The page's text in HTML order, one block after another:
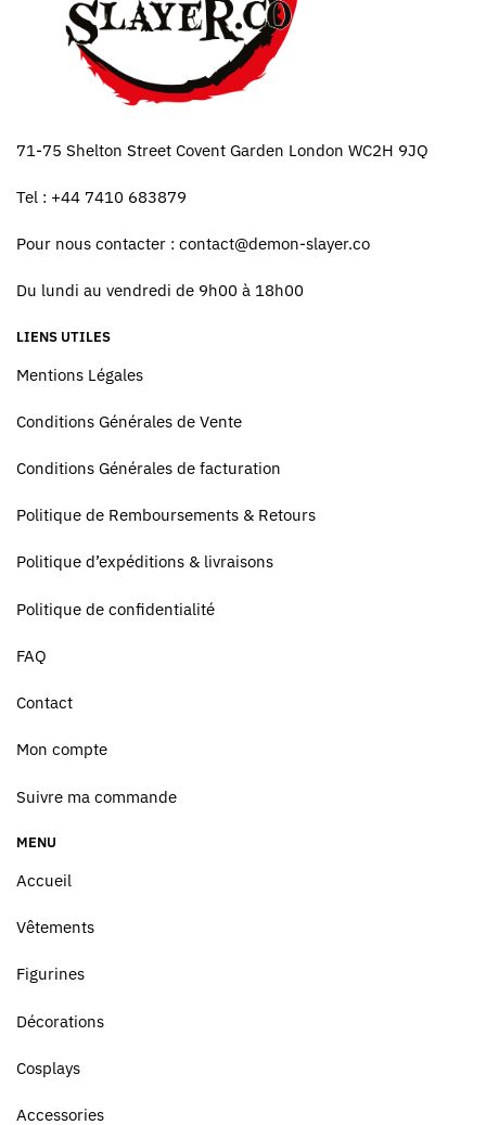
71-75 Shelton Street Covent Garden London WC2H 9JQ
Tel : +44 7410 683879
Pour nous contacter : contact@demon-slayer.co
Du lundi au vendredi de 9h00 à 18h00
LIENS UTILES
Mentions Légales
Conditions Générales de Vente
Conditions Générales de facturation
Politique de Remboursements & Retours
Politique d’expéditions & livraisons
Politique de confidentialité
FAQ
Contact
Mon compte
Suivre ma commande
MENU
Accueil
Vêtements
Figurines
Décorations
Cosplays
Accessories